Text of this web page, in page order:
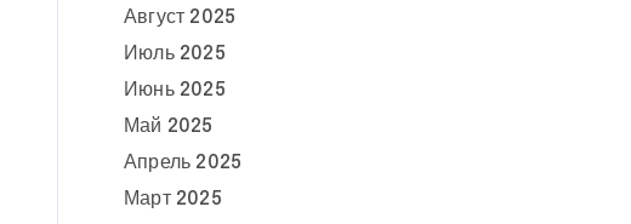
Август 2025
Июль 2025
Июнь 2025
Май 2025
Апрель 2025
Март 2025